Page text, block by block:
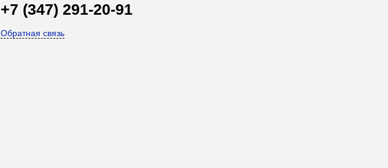
+7 (347) 291-20-91
Обратная связь